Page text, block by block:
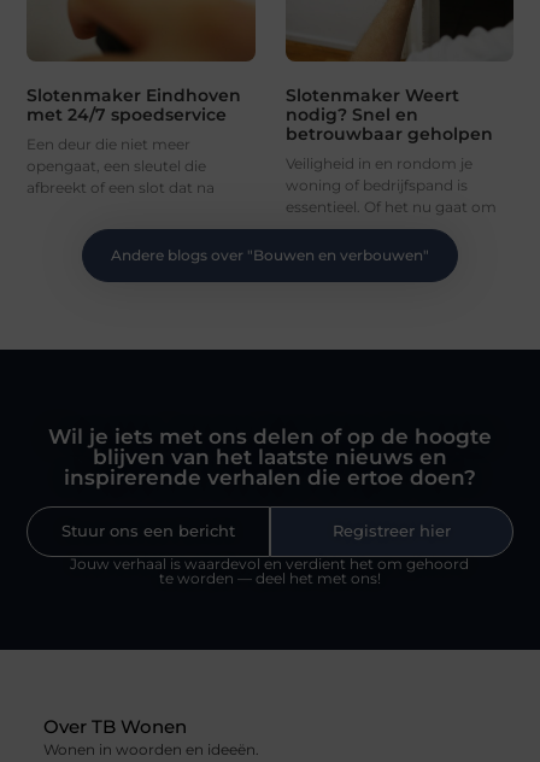
Slotenmaker Eindhoven
met 24/7 spoedservice
Een deur die niet meer
opengaat, een sleutel die
afbreekt of een slot dat na
Slotenmaker Weert
nodig? Snel en
betrouwbaar geholpen
Veiligheid in en rondom je
woning of bedrijfspand is
essentieel. Of het nu gaat om
Andere blogs over "Bouwen en verbouwen"
Wil je iets met ons delen of op de hoogte
blijven van het laatste nieuws en
inspirerende verhalen die ertoe doen?
Stuur ons een bericht
Registreer hier
Jouw verhaal is waardevol en verdient het om gehoord
te worden — deel het met ons!
Over TB Wonen
Wonen in woorden en ideeën.